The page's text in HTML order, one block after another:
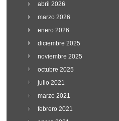
abril 2026
marzo 2026
enero 2026
diciembre 2025
noviembre 2025
octubre 2025
julio 2021
marzo 2021
febrero 2021